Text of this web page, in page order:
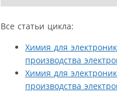
Все статьи цикла:
Химия для
производства
Химия для
производства